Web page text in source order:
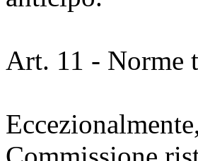
Art. 11 - Norme